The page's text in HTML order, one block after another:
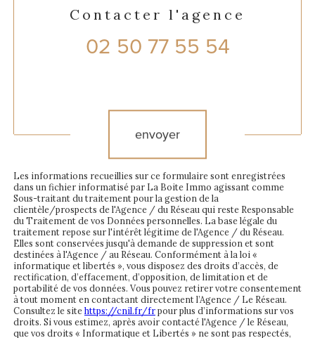
Contacter l'agence
02 50 77 55 54
envoyer
Les informations recueillies sur ce formulaire sont enregistrées
dans un fichier informatisé par La Boite Immo agissant comme
Sous-traitant du traitement pour la gestion de la
clientèle/prospects de l'Agence / du Réseau qui reste Responsable
du Traitement de vos Données personnelles. La base légale du
traitement repose sur l'intérêt légitime de l'Agence / du Réseau.
Elles sont conservées jusqu'à demande de suppression et sont
destinées à l'Agence / au Réseau. Conformément à la loi «
informatique et libertés », vous disposez des droits d’accès, de
rectification, d’effacement, d’opposition, de limitation et de
portabilité de vos données. Vous pouvez retirer votre consentement
à tout moment en contactant directement l’Agence / Le Réseau.
Consultez le sitehttps://cnil.fr/frpour plus d’informations sur vos
droits. Si vous estimez, après avoir contacté l'Agence / le Réseau,
que vos droits « Informatique et Libertés » ne sont pas respectés,